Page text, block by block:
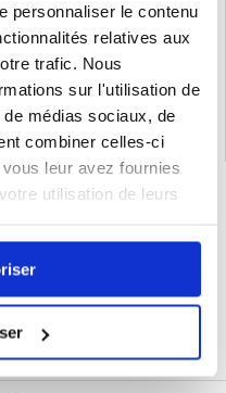
personnaliser le contenu
relatives aux
trafic. Nous
sur l'utilisation de
médias sociaux, de
combiner celles-ci
leur avez fournies
utilisation de leurs